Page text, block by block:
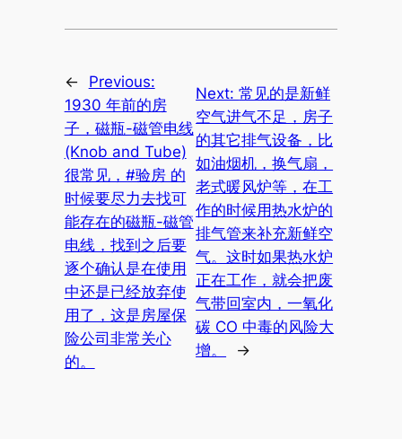
←
Previous:
1930 年前的房
子，磁瓶-磁管电线
(Knob and Tube)
很常见，#验房 的
时候要尽力去找可
能存在的磁瓶-磁管
电线，找到之后要
逐个确认是在使用
中还是已经放弃使
用了，这是房屋保
险公司非常关心
的。
Next:常见的是新鲜
空气进气不足，房子
的其它排气设备，比
如油烟机，换气扇，
老式暖风炉等，在工
作的时候用热水炉的
排气管来补充新鲜空
气。这时如果热水炉
正在工作，就会把废
气带回室内，一氧化
碳 CO 中毒的风险大
增。
→